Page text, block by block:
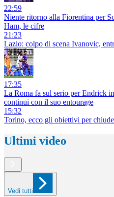
22:59
Niente ritorno alla Fiorentina per
Ham, le cifre
21:23
Lazio: colpo di scena Ivanovic,
17:35
La Roma fa sul serio per Endrick
continui con il suo entourage
15:32
Torino, ecco gli obiettivi per
Ultimi video
Vedi tutti